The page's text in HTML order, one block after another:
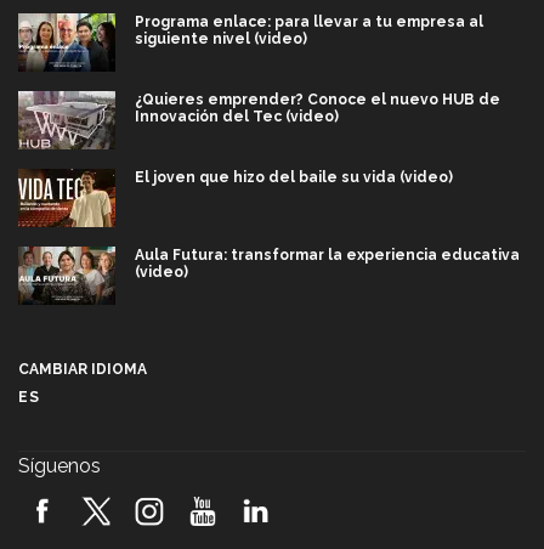
Programa enlace: para llevar a tu empresa al
siguiente nivel (video)
¿Quieres emprender? Conoce el nuevo HUB de
Innovación del Tec (video)
El joven que hizo del baile su vida (video)
Aula Futura: transformar la experiencia educativa
(video)
2026! (video)
CAMBIAR IDIOMA
ES
Síguenos